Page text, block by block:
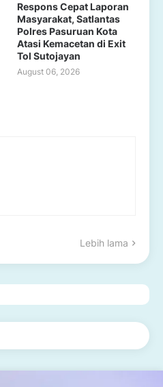
Respons Cepat Laporan
Masyarakat, Satlantas
Polres Pasuruan Kota
Atasi Kemacetan di Exit
Tol Sutojayan
August 06, 2026
Lebih lama